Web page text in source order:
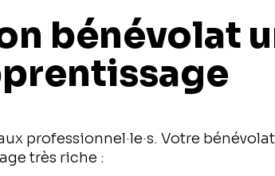
bénévolat
professionnel·le·s. Votre
très riche :